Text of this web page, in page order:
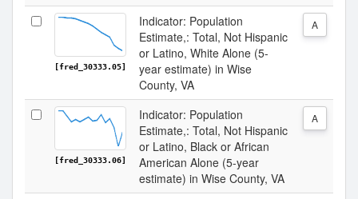
[fred_30333.05]
Indicator: Population
Estimate,: Total, Not Hispanic
or Latino, White Alone (5-
year estimate) in Wise
County, VA
A
[fred_30333.06]
Indicator: Population
Estimate,: Total, Not Hispanic
or Latino, Black or African
American Alone (5-year
estimate) in Wise County, VA
A